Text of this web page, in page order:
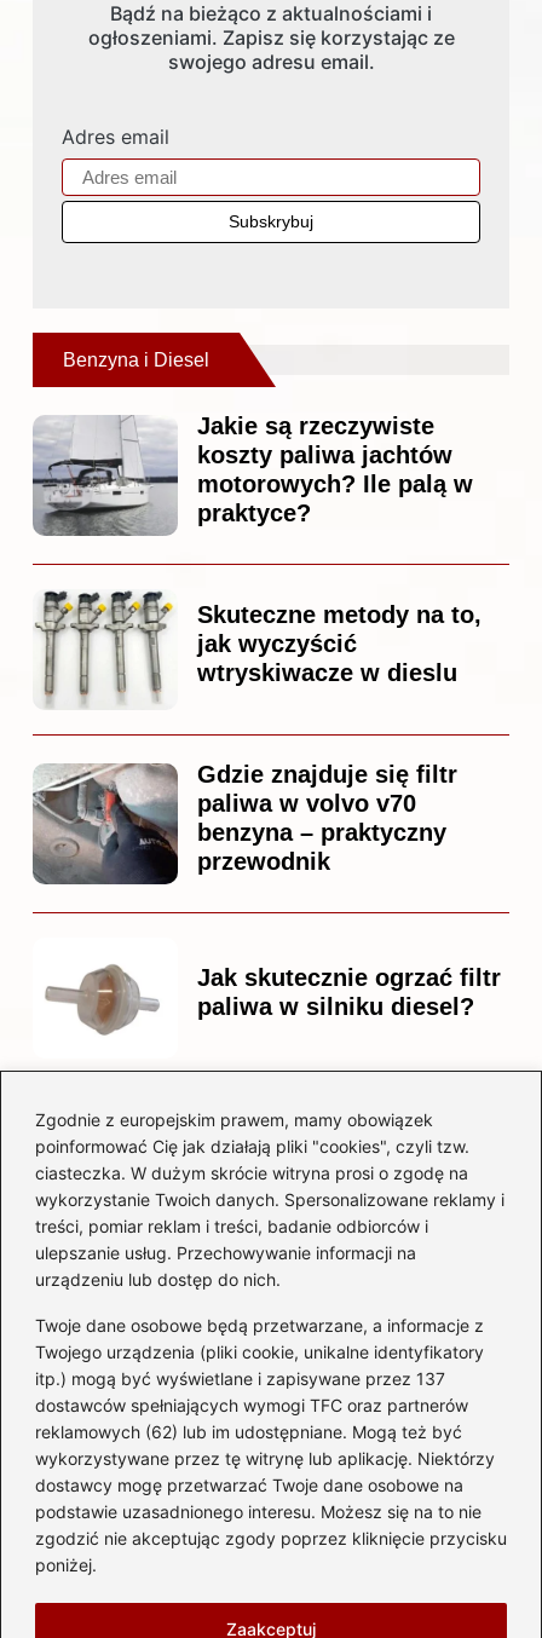
Zgodnie z europejskim prawem, mamy obowiązek
poinformować Cię jak działają pliki "cookies", czyli tzw.
ciasteczka. W dużym skrócie witryna prosi o zgodę na
wykorzystanie Twoich danych. Spersonalizowane reklamy i
treści, pomiar reklam i treści, badanie odbiorców i
ulepszanie usług. Przechowywanie informacji na
urządzeniu lub dostęp do nich.
Twoje dane osobowe będą przetwarzane, a informacje z
Twojego urządzenia (pliki cookie, unikalne identyfikatory
itp.) mogą być wyświetlane i zapisywane przez 137
dostawców spełniających wymogi TFC oraz partnerów
reklamowych (62) lub im udostępniane. Mogą też być
wykorzystywane przez tę witrynę lub aplikację. Niektórzy
dostawcy mogę przetwarzać Twoje dane osobowe na
podstawie uzasadnionego interesu. Możesz się na to nie
zgodzić nie akceptując zgody poprzez kliknięcie przycisku
poniżej.
Zaakceptuj
Bądź na bieżąco z aktualnościami i
ogłoszeniami. Zapisz się korzystając ze
swojego adresu email.
Adres email
Benzyna i Diesel
Jakie są rzeczywiste
koszty paliwa jachtów
motorowych? Ile palą w
praktyce?
Skuteczne metody na to,
jak wyczyścić
wtryskiwacze w dieslu
Gdzie znajduje się filtr
paliwa w volvo v70
benzyna – praktyczny
przewodnik
Jak skutecznie ogrzać filtr
paliwa w silniku diesel?
Czy warto kupować
diesla? Przewodnik dla
przyszłych właścicieli
Kategorie
Akumulator(74)
Benzyna i Diesel(87)
Motocykle(49)
Opony(81)
Prawo jazdy(77)
Samochody(238)
Silnik(83)